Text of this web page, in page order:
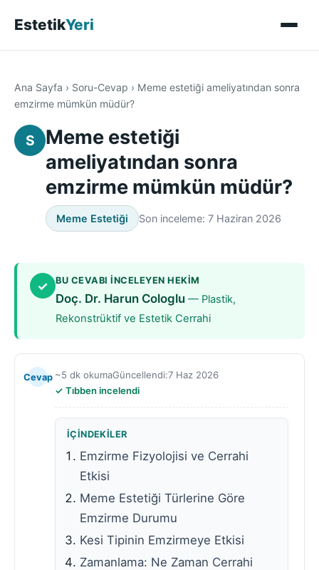
EstetikYeri
Ana Sayfa › Soru-Cevap › Meme estetiği ameliyatından sonra
emzirme mümkün müdür?
S
Meme estetiği
ameliyatından sonra
emzirme mümkün müdür?
Meme Estetiği Son inceleme: 7 Haziran 2026
✓ BU CEVABI INCELEYEN HEKIM
Doç. Dr. Harun Cologlu — Plastik,
Rekonstrüktif ve Estetik Cerrahi
Cevap ~5 dk okumaGüncellendi:7 Haz 2026
Tıbben incelendi
İÇINDEKILER
Emzirme Fizyolojisi ve Cerrahi
Etkisi
Meme Estetiği Türlerine Göre
Emzirme Durumu
Kesi Tipinin Emzirmeye Etkisi
Zamanlama: Ne Zaman Cerrahi